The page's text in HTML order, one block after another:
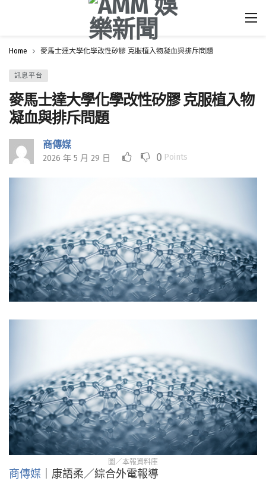
Home 麥馬士達大學化學改性矽膠 克服植入物凝血與排斥問題
訊息平台
麥馬士達大學化學改性矽膠 克服植入物
凝血與排斥問題
商傳媒
2026 年 5 月 29 日 0 Points
圖／本報資料庫
商傳媒 ｜康語柔／綜合外電報導